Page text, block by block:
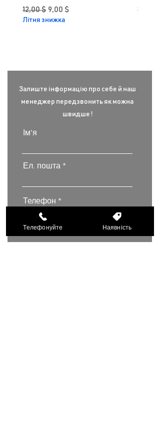
Звичайна ціна
12,00 $ За розпродажем
9,00 $
Літня знижка
12,00 $
Літня
Залиште інформацію про себе й наш
менеджер передзвонить як можна
швидше !
Ім'я
Ел. пошта
Телефон
Телефонуйте Наявність